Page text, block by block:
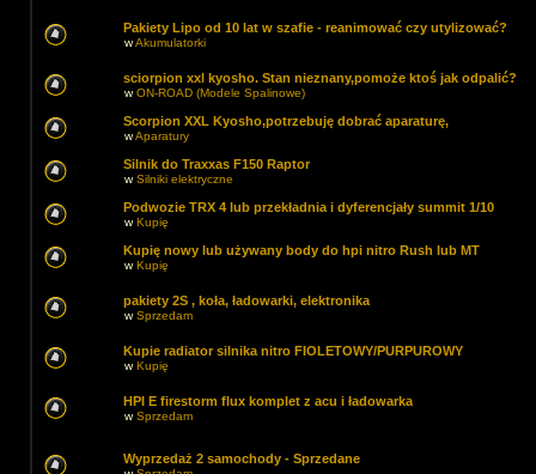
Pakiety Lipo od 10 lat w szafie - reanimować czy utylizować?
wAkumulatorki
sciorpion xxl kyosho. Stan nieznany,pomoże ktoś jak odpalić?
wON-ROAD (Modele Spalinowe)
Scorpion XXL Kyosho,potrzebuję dobrać aparaturę,
wAparatury
Silnik do Traxxas F150 Raptor
wSilniki elektryczne
Podwozie TRX 4 lub przekładnia i dyferencjały summit 1/10
wKupię
Kupię nowy lub używany body do hpi nitro Rush lub MT
wKupię
pakiety 2S , koła, ładowarki, elektronika
wSprzedam
Kupie radiator silnika nitro FIOLETOWY/PURPUROWY
wKupię
HPI E firestorm flux komplet z acu i ładowarka
wSprzedam
Wyprzedaż 2 samochody - Sprzedane